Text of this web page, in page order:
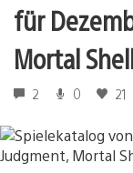
für
Mortal
2 0 21